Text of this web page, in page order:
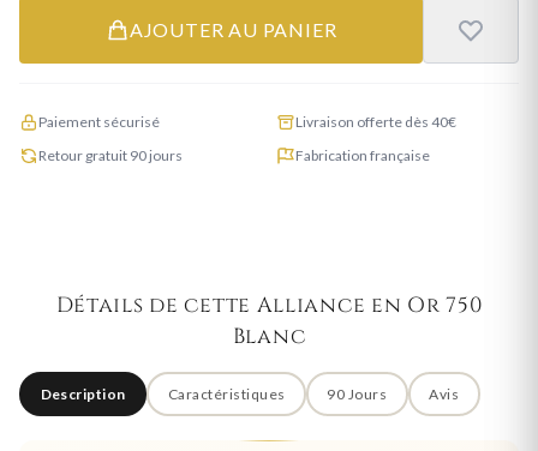
AJOUTER AU PANIER
Paiement sécurisé
Livraison offerte dès 40€
Retour gratuit 90 jours
Fabrication française
Détails de cette Alliance en Or 750
Blanc
Description Caractéristiques 90 Jours Avis